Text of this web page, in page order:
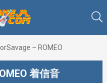
– ROMEO
着信音